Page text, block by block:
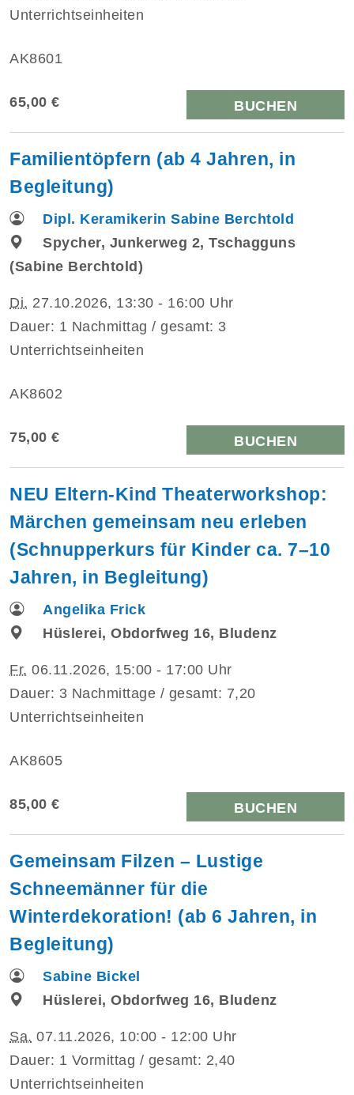
Unterrichtseinheiten
AK8601
65,00 € BUCHEN
Familientöpfern (ab 4 Jahren, in
Begleitung)
Dipl. Keramikerin Sabine Berchtold
Spycher, Junkerweg 2, Tschagguns
(Sabine Berchtold)
Di. 27.10.2026, 13:30 - 16:00 Uhr
Dauer: 1 Nachmittag / gesamt: 3
Unterrichtseinheiten
AK8602
75,00 € BUCHEN
NEU Eltern-Kind Theaterworkshop:
Märchen gemeinsam neu erleben
(Schnupperkurs für Kinder ca. 7–10
Jahren, in Begleitung)
Angelika Frick
Hüslerei, Obdorfweg 16, Bludenz
Fr. 06.11.2026, 15:00 - 17:00 Uhr
Dauer: 3 Nachmittage / gesamt: 7,20
Unterrichtseinheiten
AK8605
85,00 € BUCHEN
Gemeinsam Filzen – Lustige
Schneemänner für die
Winterdekoration! (ab 6 Jahren, in
Begleitung)
Sabine Bickel
Hüslerei, Obdorfweg 16, Bludenz
Sa. 07.11.2026, 10:00 - 12:00 Uhr
Dauer: 1 Vormittag / gesamt: 2,40
Unterrichtseinheiten